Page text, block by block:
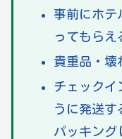
事前にホテ
ってもらえ
貴重品・壊
チェックイ
うに発送
パッキング